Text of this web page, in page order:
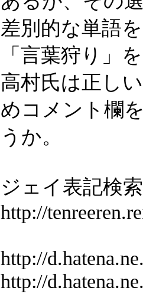
差別的な単語
「言葉狩り」を
高村氏は正し
めコメント欄
うか。
ジェイ表記検
http://
http://
http://